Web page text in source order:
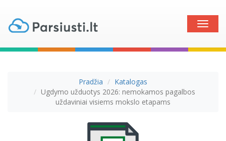
Toggle
Pradžia
Katalogas
Ugdymo užduotys 2026: nemokamos pagalbos
uždaviniai visiems mokslo etapams